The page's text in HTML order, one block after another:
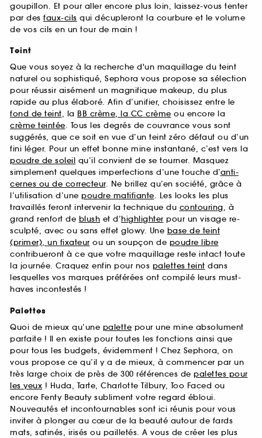
goupillon. Et pour aller encore plus loin, laissez-vous tenter
par des faux-cils qui décupleront la courbure et le volume
de vos cils en un tour de main !
Teint
Que vous soyez à la recherche d'un maquillage du teint
naturel ou sophistiqué, Sephora vous propose sa sélection
pour réussir aisément un magnifique makeup, du plus
rapide au plus élaboré. Afin d’unifier, choisissez entre le
fond de teint, la BB crème, la CC crème ou encore la
crème teintée. Tous les degrés de couvrance vous sont
suggérés, que ce soit en vue d’un teint zéro défaut ou d’un
fini léger. Pour un effet bonne mine instantané, c’est vers la
poudre de soleil qu’il convient de se tourner. Masquez
simplement quelques imperfections d’une touche d’anti-
cernes ou de correcteur. Ne brillez qu’en société, grâce à
l’utilisation d’une poudre matifiante. Les looks les plus
travaillés feront intervenir la technique du contouring, à
grand renfort de blush et d’highlighter pour un visage re-
sculpté, avec ou sans effet glowy. Une base de teint
(primer), un fixateur ou un soupçon de poudre libre
contribueront à ce que votre maquillage reste intact toute
la journée. Craquez enfin pour nos palettes teint dans
lesquelles vos marques préférées ont compilé leurs must-
haves incontestés !
Palettes
Quoi de mieux qu’une palette pour une mine absolument
parfaite ! Il en existe pour toutes les fonctions ainsi que
pour tous les budgets, évidemment ! Chez Sephora, on
vous propose ce qu’il y a de mieux, à commencer par un
très large choix de près de 300 références de palettes pour
les yeux ! Huda, Tarte, Charlotte Tilbury, Too Faced ou
encore Fenty Beauty subliment votre regard ébloui.
Nouveautés et incontournables sont ici réunis pour vous
inviter à plonger au cœur de la beauté autour de fards
mats, satinés, irisés ou pailletés. A vous de créer les plus